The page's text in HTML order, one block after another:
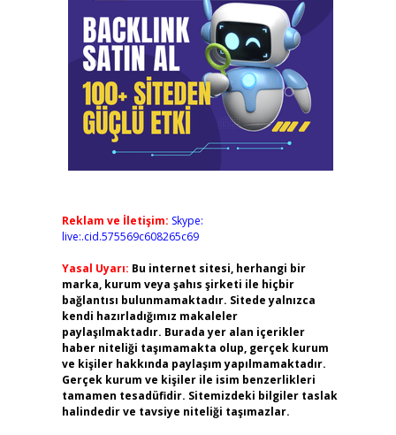
Reklam ve İletişim: Skype:
live:.cid.575569c608265c69
Yasal Uyarı: Bu internet sitesi, herhangi bir
marka, kurum veya şahıs şirketi ile hiçbir
bağlantısı bulunmamaktadır. Sitede yalnızca
kendi hazırladığımız makaleler
paylaşılmaktadır. Burada yer alan içerikler
haber niteliği taşımamakta olup, gerçek kurum
ve kişiler hakkında paylaşım yapılmamaktadır.
Gerçek kurum ve kişiler ile isim benzerlikleri
tamamen tesadüfidir. Sitemizdeki bilgiler taslak
halindedir ve tavsiye niteliği taşımazlar.